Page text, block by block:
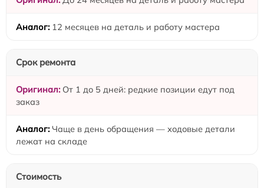
12 месяцев на деталь и работу мастера
Срок ремонта
От 1 до 5 дней: редкие позиции едут под
заказ
Чаще в день обращения — ходовые детали
лежат на складе
Стоимость